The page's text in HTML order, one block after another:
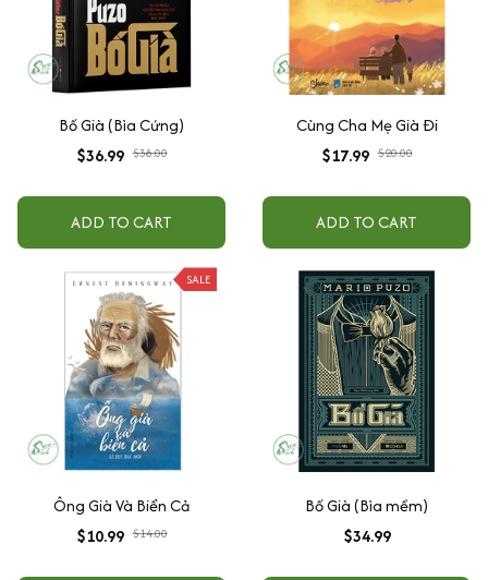
Bố Già (Bìa Cứng)
$36.99 $38.00
ADD TO CART
Cùng Cha Mẹ Già Đi
$17.99 $20.00
ADD TO CART
SALE
Ông Già Và Biển Cả
$10.99 $14.00
Bố Già (Bìa mềm)
$34.99